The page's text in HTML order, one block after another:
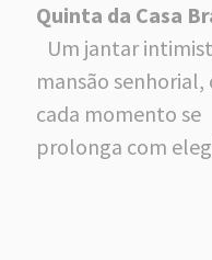
Quinta da Casa
Um jantar
mansão senhorial,
cada momento se
prolonga com